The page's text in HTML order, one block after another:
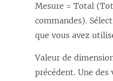
Mesure = Total
commandes).
que vous avez
Valeur de
précédent. Une des